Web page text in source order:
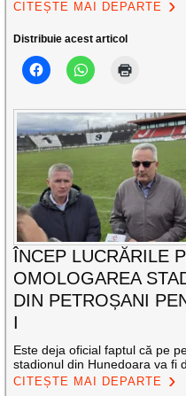
CITEȘTE MAI DEPARTE
Distribuie acest articol
ÎNCEP LUCRĂRILE
OMOLOGAREA
DIN PETROȘANI
I
Este deja oficial faptul că pe
stadionul din Hunedoara va fi
CITEȘTE MAI DEPARTE